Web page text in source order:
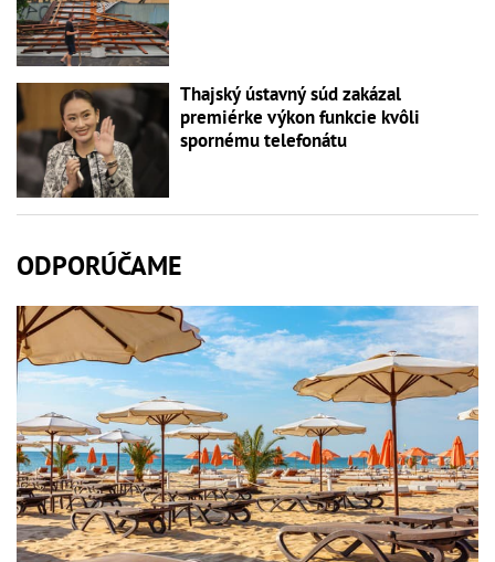
Thajský ústavný súd zakázal
premiérke výkon funkcie kvôli
spornému telefonátu
ODPORÚČAME